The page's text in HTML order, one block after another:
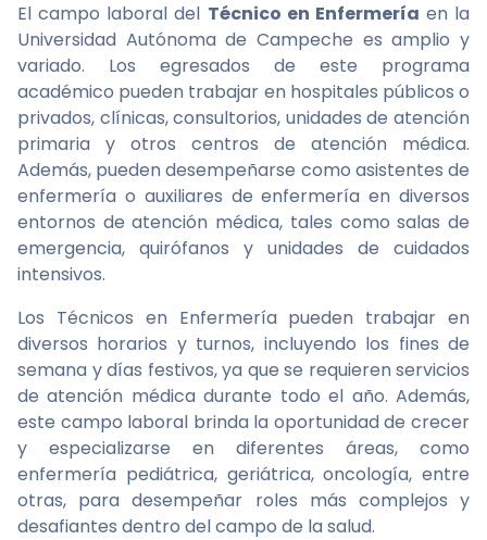
El campo laboral del Técnico en Enfermería en la
Universidad Autónoma de Campeche es amplio y
variado. Los egresados de este programa
académico pueden trabajar en hospitales públicos o
privados, clínicas, consultorios, unidades de atención
primaria y otros centros de atención médica.
Además, pueden desempeñarse como asistentes de
enfermería o auxiliares de enfermería en diversos
entornos de atención médica, tales como salas de
emergencia, quirófanos y unidades de cuidados
intensivos.
Los Técnicos en Enfermería pueden trabajar en
diversos horarios y turnos, incluyendo los fines de
semana y días festivos, ya que se requieren servicios
de atención médica durante todo el año. Además,
este campo laboral brinda la oportunidad de crecer
y especializarse en diferentes áreas, como
enfermería pediátrica, geriátrica, oncología, entre
otras, para desempeñar roles más complejos y
desafiantes dentro del campo de la salud.